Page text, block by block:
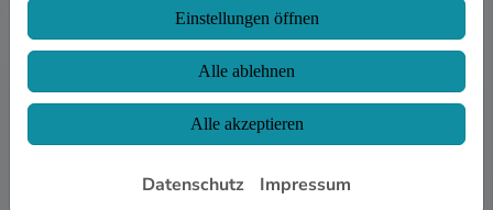
Sie profitieren von umfassenden Garantie- und
Serviceleistungen
Wir übernehmen für Sie die Installation, Instandhaltung
Installation und Service durch Profis
Einstellungen öffnen
Alle ablehnen
Alle akzeptieren
Datenschutz Impressum